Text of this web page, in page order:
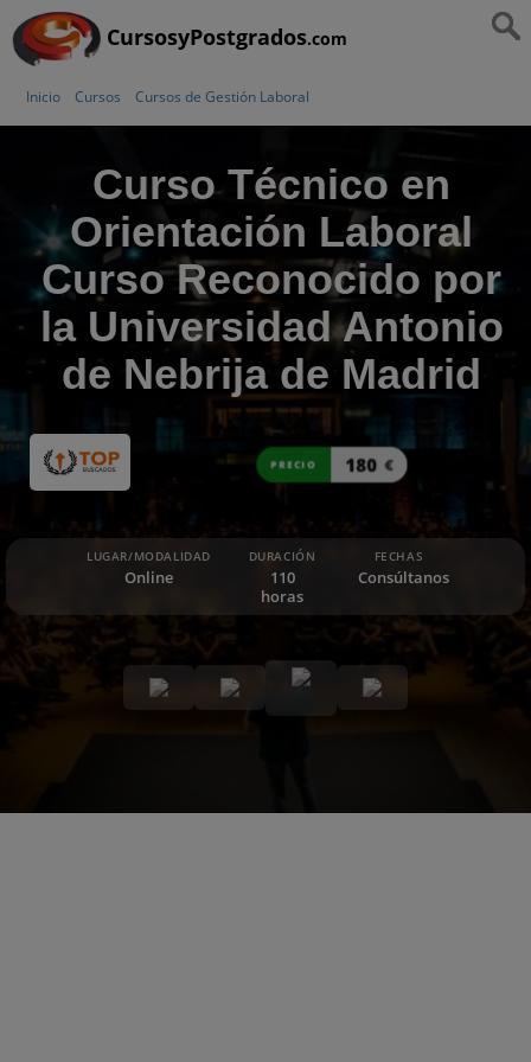
CursosyPostgrados.com
Inicio Cursos Cursos de Gestión Laboral
Curso Técnico en
Orientación Laboral
Curso Reconocido por
la Universidad Antonio
de Nebrija de Madrid
PRECIO 180 €
LUGAR/MODALIDAD
Online
DURACIÓN
110
horas
FECHAS
Consúltanos